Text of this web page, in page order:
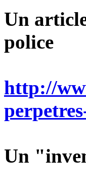
Un
police
http://
Un